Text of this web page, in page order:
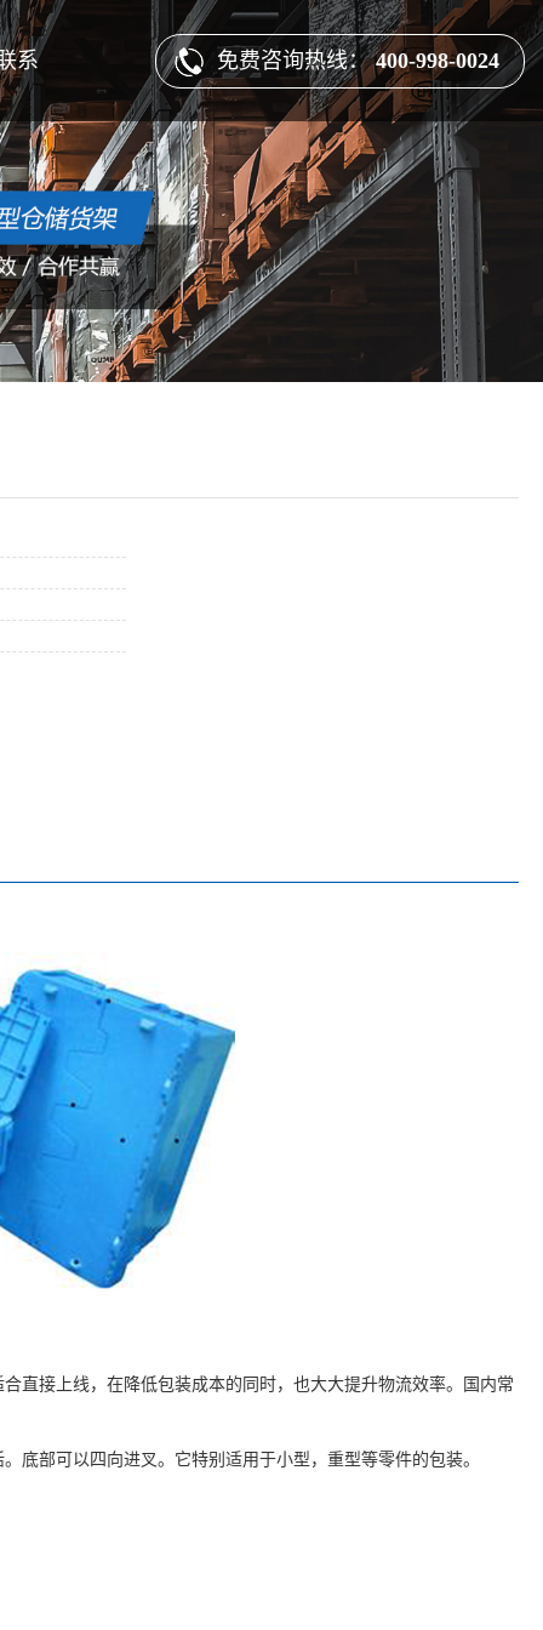
系 免费咨询热线：400-998-0024
直接上线，在降低包装成本的同时，也大大提升物流效率。国内常
底部可以四向进叉。它特别适用于小型，重型等零件的包装。